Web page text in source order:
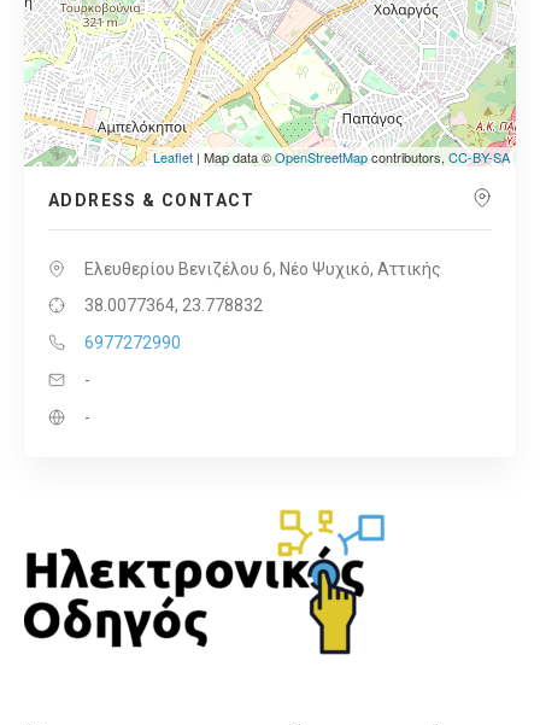
Leaflet | Map data ©OpenStreetMapcontributors, CC-BY-SA
ADDRESS & CONTACT
Ελευθερίου Βενιζέλου 6, Νέο Ψυχικό, Αττικής
38.0077364, 23.778832
6977272990
-
-